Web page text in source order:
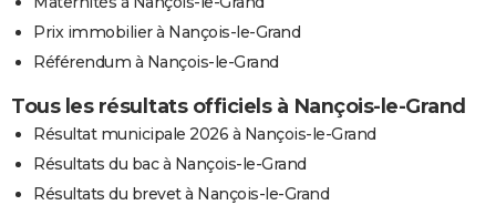
Prix immobilier à Nançois-le-Grand
Référendum à Nançois-le-Grand
Tous les résultats officiels à Nançois-le-Grand
Résultat municipale 2026 à Nançois-le-Grand
Résultats du bac à Nançois-le-Grand
Résultats du brevet à Nançois-le-Grand